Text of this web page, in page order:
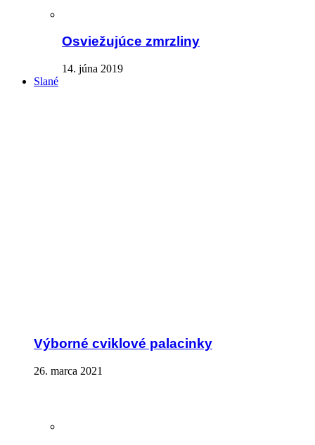
Osviežujúce zmrzliny
14. júna 2019
Slané
Výborné cviklové palacinky
26. marca 2021